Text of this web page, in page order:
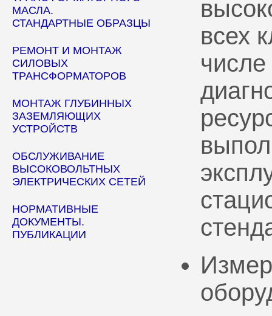
МАСЛА.
СТАНДАРТНЫЕ ОБРАЗЦЫ
РЕМОНТ И МОНТАЖ
СИЛОВЫХ
ТРАНСФОРМАТОРОВ
МОНТАЖ ГЛУБИННЫХ
ЗАЗЕМЛЯЮЩИХ
УСТРОЙСТВ
ОБСЛУЖИВАНИЕ
ВЫСОКОВОЛЬТНЫХ
ЭЛЕКТРИЧЕСКИХ СЕТЕЙ
НОРМАТИВНЫЕ
ДОКУМЕНТЫ.
ПУБЛИКАЦИИ
всех